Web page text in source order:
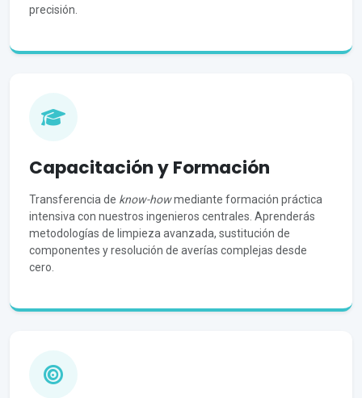
precisión.
Capacitación y Formación
Transferencia de know-howmediante formación práctica
intensiva con nuestros ingenieros centrales. Aprenderás
metodologías de limpieza avanzada, sustitución de
componentes y resolución de averías complejas desde
cero.